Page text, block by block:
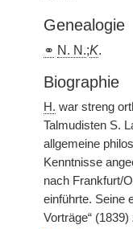
Genealogie
⚭ N. N.;K.
Biographie
H. war streng
Talmudisten S.
allgemeine
Kenntnisse
nach Frankfurt/
einführte. Seine
Vorträge“